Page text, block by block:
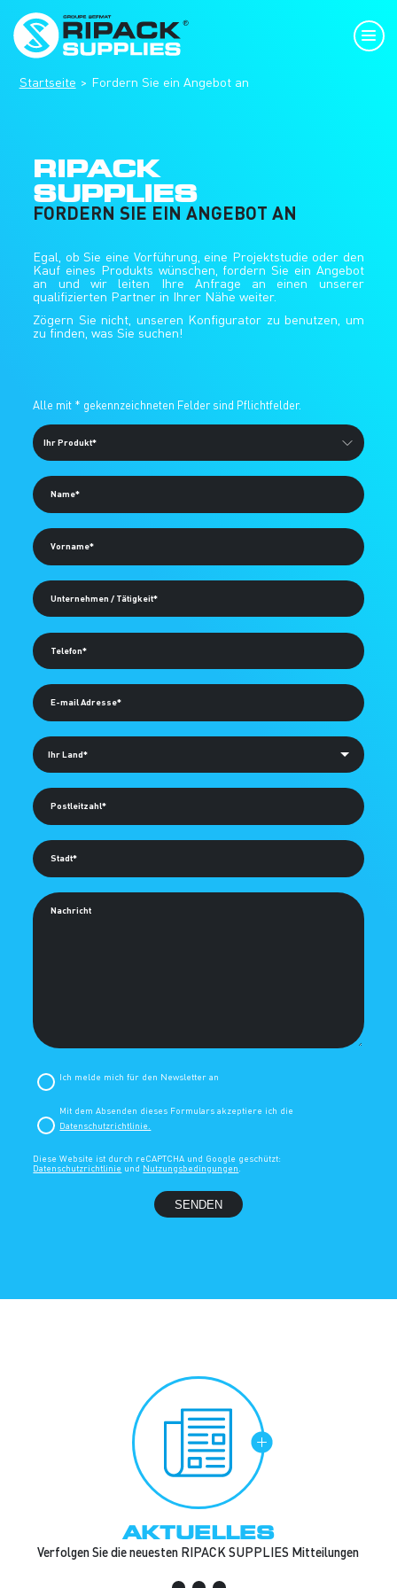
Startseite Fordern Sie ein Angebot an
FORDERN SIE EIN ANGEBOT AN
RIPACK
SUPPLIES
Egal, ob Sie eine Vorführung, eine Projektstudie oder den
Kauf eines Produkts wünschen, fordern Sie ein Angebot
an und wir leiten Ihre Anfrage an einen unserer
qualifizierten Partner in Ihrer Nähe weiter.
Zögern Sie nicht, unseren Konfigurator zu benutzen, um
zu finden, was Sie suchen!
Alle mit * gekennzeichneten Felder sind Pflichtfelder.
Name*
Vorname*
Unternehmen / Tätigkeit*
Telefon*
E-mail Adresse*
Postleitzahl*
Stadt*
Nachricht
Ich melde mich für den Newsletter an
Mit dem Absenden dieses Formulars akzeptiere ich die
Datenschutzrichtlinie.
Diese Website ist durch reCAPTCHA und Google geschützt:
Datenschutzrichtlinie und Nutzungsbedingungen
Alternative:
AKTUELLES
Verfolgen Sie die neuesten RIPACK SUPPLIES Mitteilungen